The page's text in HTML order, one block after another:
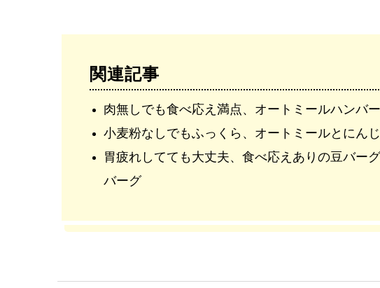
関連記事
肉無しでも食べ応え満点、オートミールハンバー
小麦粉なしでもふっくら、オートミールとにん
胃疲れしてても大丈夫、食べ応えありの豆バー
バーグ